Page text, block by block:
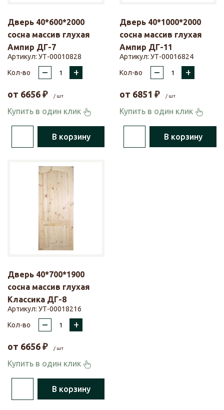
Дверь 40*600*2000
сосна массив глухая
Ампир ДГ-7
Артикул: УТ-00010828
Кол-во
– +
от 6656 ₽ / шт
Купить в один клик
В корзину
Дверь 40*1000*2000
сосна массив глухая
Ампир ДГ-11
Артикул: УТ-00016824
Кол-во
– +
от 6851 ₽ / шт
Купить в один клик
В корзину
Дверь 40*700*1900
сосна массив глухая
Классика ДГ-8
Артикул: УТ-00018216
Кол-во
– +
от 6656 ₽ / шт
Купить в один клик
В корзину